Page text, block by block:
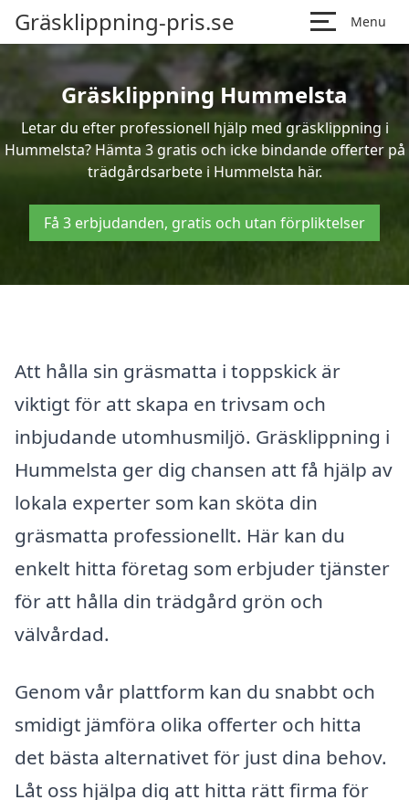
Gräsklippning-pris.se Menu
Gräsklippning Hummelsta
Letar du efter professionell hjälp med gräsklippning i
Hummelsta? Hämta 3 gratis och icke bindande offerter på
trädgårdsarbete i Hummelsta här.
Få 3 erbjudanden, gratis och utan förpliktelser
Att hålla sin gräsmatta i toppskick är
viktigt för att skapa en trivsam och
inbjudande utomhusmiljö. Gräsklippning i
Hummelsta ger dig chansen att få hjälp av
lokala experter som kan sköta din
gräsmatta professionellt. Här kan du
enkelt hitta företag som erbjuder tjänster
för att hålla din trädgård grön och
välvårdad.
Genom vår plattform kan du snabbt och
smidigt jämföra olika offerter och hitta
det bästa alternativet för just dina behov.
Låt oss hjälpa dig att hitta rätt firma för